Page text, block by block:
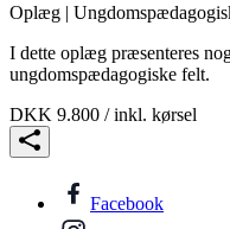
Oplæg |
I dette oplæg præsenteres
ungdomspædagogiske felt.
DKK 9.800 / inkl. kørsel
Facebook